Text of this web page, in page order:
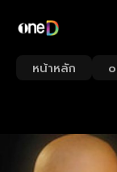
หน้าหลัก